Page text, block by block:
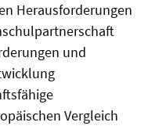
Herausforderungen
und
Vergleich